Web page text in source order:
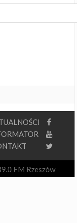
FM Rzeszów